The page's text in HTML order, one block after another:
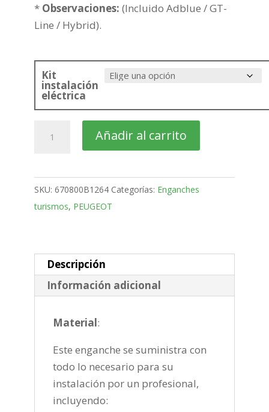
* Observaciones: (Incluido Adblue / GT-
Line / Hybrid).
Kit
instalación
eléctrica
Puertas
Bola
fija
cantidad
Añadir al carrito
SKU: 670800B1264 Categorías: Enganches
turismos, PEUGEOT
Descripción
Información adicional
Material:
Este enganche se suministra con
todo lo necesario para su
instalación por un profesional,
incluyendo: